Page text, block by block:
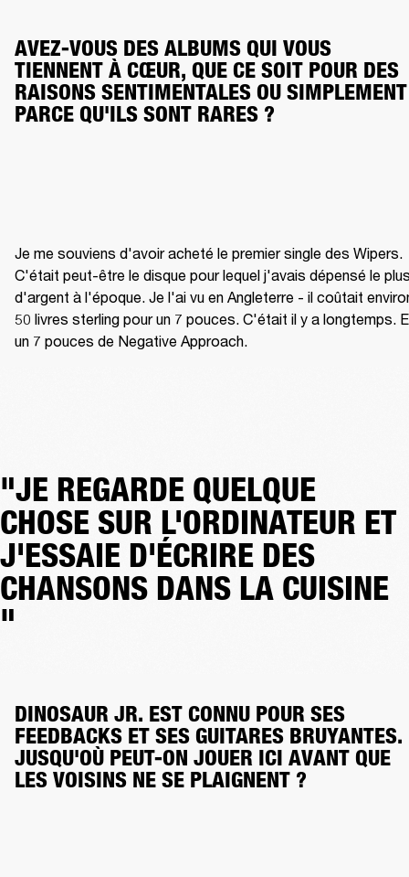
AVEZ-VOUS DES ALBUMS QUI VOUS
TIENNENT À CŒUR, QUE CE SOIT POUR DES
RAISONS SENTIMENTALES OU SIMPLEMENT
PARCE QU'ILS SONT RARES ?
Je me souviens d'avoir acheté le premier single des Wipers.
C'était peut-être le disque pour lequel j'avais dépensé le
d'argent à l'époque. Je l'ai vu en Angleterre - il coûtait
50 livres sterling pour un 7 pouces. C'était il y a longtemps.
un 7 pouces de Negative Approach.
"JE REGARDE QUELQUE
CHOSE SUR L'ORDINATEUR ET
J'ESSAIE D'ÉCRIRE DES
CHANSONS DANS LA CUISINE
"
DINOSAUR JR. EST CONNU POUR SES
FEEDBACKS ET SES GUITARES BRUYANTES.
JUSQU'OÙ PEUT-ON JOUER ICI AVANT QUE
LES VOISINS NE SE PLAIGNENT ?